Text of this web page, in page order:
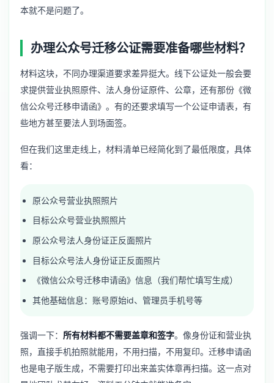
本就不是问题了。
办理公众号迁移公证需要准备哪些材料？
材料这块，不同办理渠道要求差异挺大。线下公证处一般会要
求提供营业执照原件、法人身份证原件、公章，还有那份《微
信公众号迁移申请函》。有的还要求填写一个公证申请表，有
些地方甚至要法人到场面签。
但在我们这里走线上，材料清单已经简化到了最低限度，具体
看：
原公众号营业执照照片
目标公众号营业执照照片
原公众号法人身份证正反面照片
目标公众号法人身份证正反面照片
《微信公众号迁移申请函》信息（我们帮忙填写生成）
其他基础信息：账号原始id、管理员手机号等
强调一下： 所有材料都不需要盖章和签字。像身份证和营业执
照，直接手机拍照就能用，不用扫描，不用复印。迁移申请函
也是电子版生成，不需要打印出来盖实体章再扫描。这一点对